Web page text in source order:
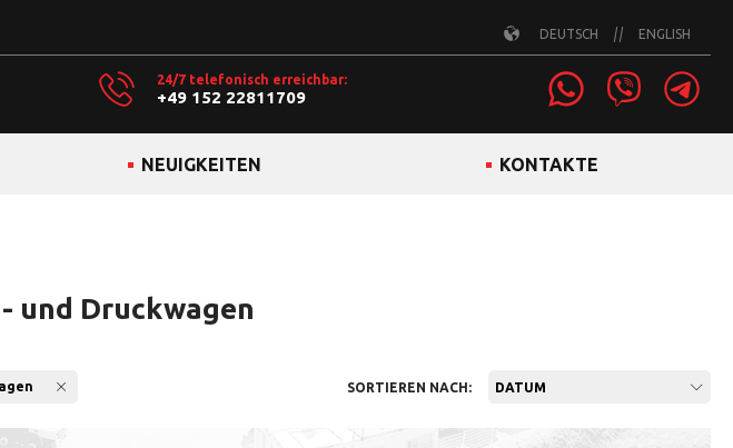
DEUTSCH ENGLISH
24/7 telefonisch erreichbar:
+49 152 22811709
NEUIGKEITEN KONTAKTE
und Druckwagen
SORTIEREN NACH: DATUM